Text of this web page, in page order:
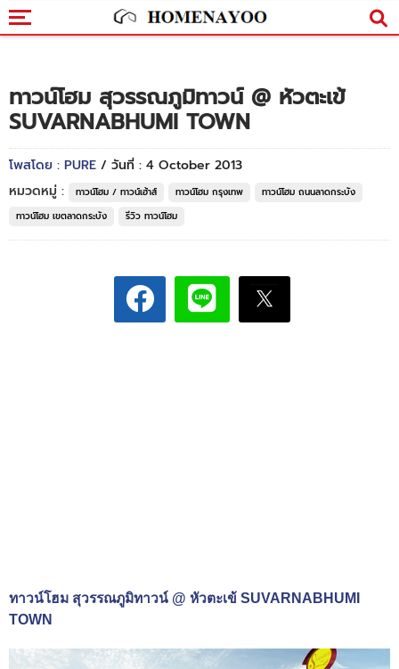
ทาวน์โฮม สุวรรณภูมิทาวน์ @ หัวตะเข้
SUVARNABHUMI TOWN
โพสโดย : PURE / วันที่ : 4 October 2013
หมวดหมู่ :
ทาวน์โฮม / ทาวน์เฮ้าส์ ทาวน์โฮม กรุงเทพ
ทาวน์โฮม ถนนลาดกระบัง
ทาวน์โฮม เขตลาดกระบัง
รีวิว ทาวน์โฮม
ทาวน์โฮม สุวรรณภูมิทาวน์ @ หัวตะเข้ SUVARNABHUMI
TOWN